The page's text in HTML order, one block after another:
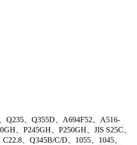
Q235、Q355D、A694F52、A516-
、P245GH、P250GH、JIS S25C、
、Q345B/C/D、1055、1045、